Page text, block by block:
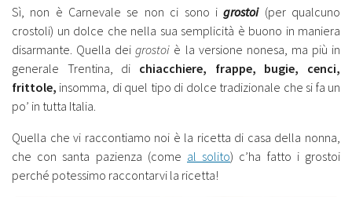
Sì, non è Carnevale se non ci sono igrostoi (per qualcuno
crostoli) un dolce che nella sua semplicità è buono in maniera
disarmante. Quella dei grostoi è la versione nonesa, ma più in
generale Trentina, di chiacchiere, frappe, bugie, cenci,
frittole, insomma, di quel tipo di dolce tradizionale che si fa un
po’ in tutta Italia.
Quella che vi raccontiamo noi è la ricetta di casa della nonna,
che con santa pazienza (come al solito) c’ha fatto i grostoi
perché potessimo raccontarvi la ricetta!